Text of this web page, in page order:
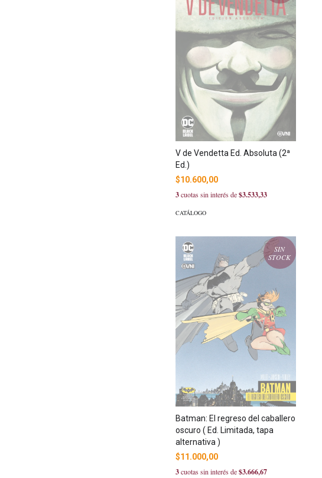
V de Vendetta Ed. Absoluta (2ª
Ed.)
$10.600,00
3cuotas sin interés de$3.533,33
CATÁLOGO
SIN
STOCK
Batman: El regreso del caballero
oscuro ( Ed. Limitada, tapa
alternativa )
$11.000,00
3cuotas sin interés de$3.666,67